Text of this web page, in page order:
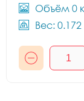
Объём 0
Вес: 0.172